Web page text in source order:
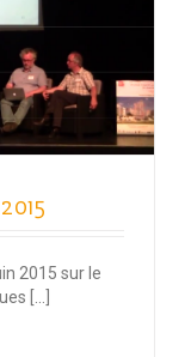
2015 sur le
[…]